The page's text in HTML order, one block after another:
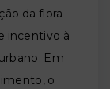
da flora
incentivo à
Em
o